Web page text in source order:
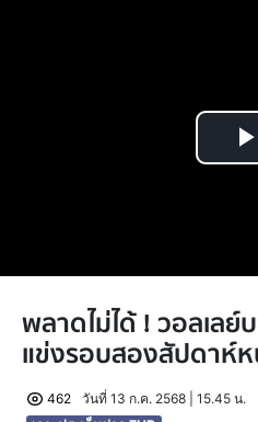
พลาดไม่ได้ ! วอลเลย์
แข่งรอบสองสัปดาห์ห
462
วันที่ 13 ก.ค. 2568 | 15.45 น.